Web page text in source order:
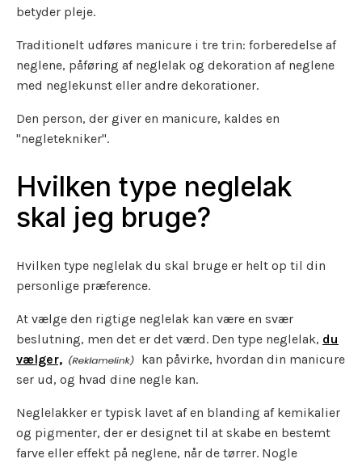
betyder pleje.
Traditionelt udføres manicure i tre trin: forberedelse af
neglene, påføring af neglelak og dekoration af neglene
med neglekunst eller andre dekorationer.
Den person, der giver en manicure, kaldes en
"negletekniker".
Hvilken type neglelak
skal jeg bruge?
Hvilken type neglelak du skal bruge er helt op til din
personlige præference.
At vælge den rigtige neglelak kan være en svær
beslutning, men det er det værd. Den type neglelak, du
vælger,
kan påvirke, hvordan din manicure
ser ud, og hvad dine negle kan.
Neglelakker er typisk lavet af en blanding af kemikalier
og pigmenter, der er designet til at skabe en bestemt
farve eller effekt på neglene, når de tørrer. Nogle